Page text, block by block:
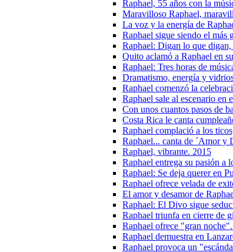
Raphael, 55 años con la
Maravilloso Raphael,
La voz y la energía de
Raphael sigue siendo el más
Raphael: Digan lo que
Quito aclamó a Raphael en
Raphael: Tres horas de
Dramatismo, energía y
Raphael comenzó la
Raphael sale al escenario
Con unos cuantos pasos de
Costa Rica le canta
Raphael complació a los
Raphael... canta de ´Amor y
Raphael, vibrante. 2015
Raphael entrega su pasión a
Raphael: Se deja querer en
Raphael ofrece velada de
El amor y desamor de
Raphael: El Divo sigue
Raphael triunfa en cierre de
Raphael ofrece "gran
Raphael demuestra en
Raphael provoca un